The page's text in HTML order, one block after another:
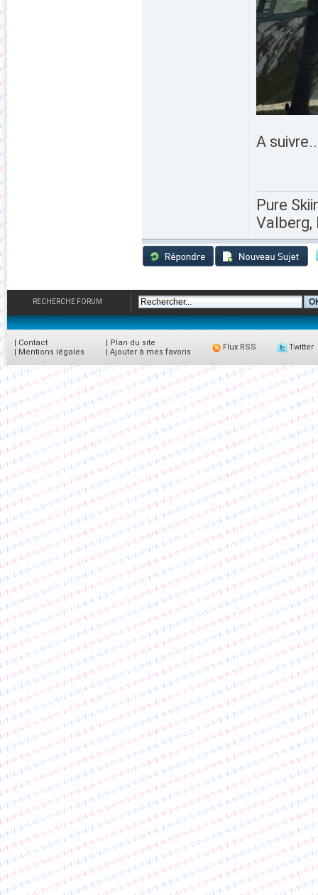
A
Pure
Valberg,
RECHERCHE FORUM
| Contact
| Mentions légales
| Plan du site
| Ajouter à mes favoris
Flux RSS Twitter